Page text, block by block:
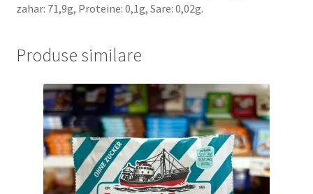
zahar: 71,9g, Proteine: 0,1g, Sare: 0,02g.
Produse similare